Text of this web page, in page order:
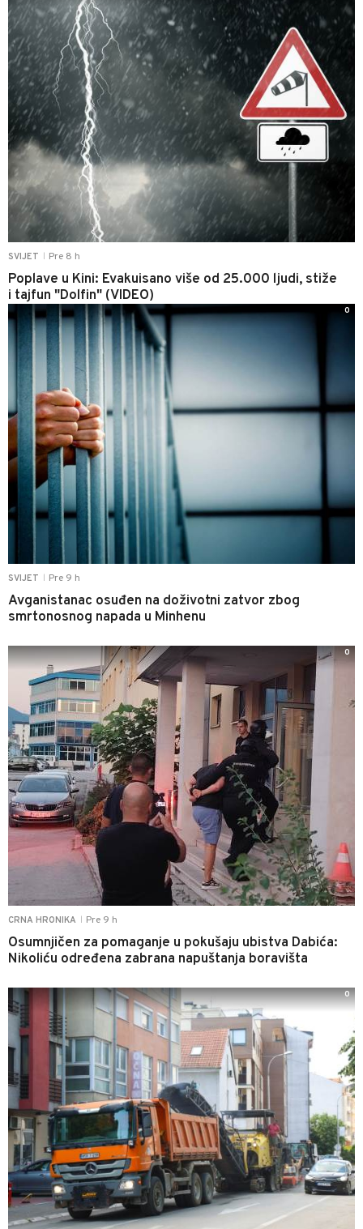
SVIJET Pre 8 h
Poplave u Kini: Evakuisano više od 25.000 ljudi, stiže
i tajfun "Dolfin" (VIDEO)
SVIJET Pre 9 h
Avganistanac osuđen na doživotni zatvor zbog
smrtonosnog napada u Minhenu
0
CRNA HRONIKA Pre 9 h
Osumnjičen za pomaganje u pokušaju ubistva Dabića:
Nikoliću određena zabrana napuštanja boravišta
0
0